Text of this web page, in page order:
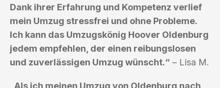
Dank ihrer Erfahrung und Kompetenz verlief
mein Umzug stressfrei und ohne Probleme.
Ich kann das Umzugskönig Hoover Oldenburg
jedem empfehlen, der einen reibungslosen
und zuverlässigen Umzug wünscht.“ – Lisa M.
„Als ich meinen Umzug von Oldenburg nach